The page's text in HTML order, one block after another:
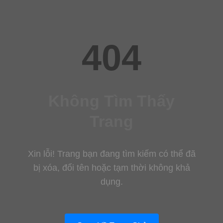
404
Xin lỗi! Trang bạn đang tìm kiếm có thể đã
bị xóa, đổi tên hoặc tạm thời không khả
dụng.